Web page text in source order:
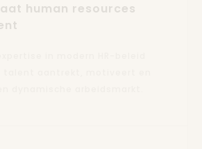
human resources